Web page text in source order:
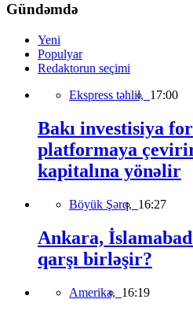
Gündəmdə
Yeni
Populyar
Redaktorun seçimi
Ekspress təhlil, 17:00
Bakı investisiya
platformaya
kapitalına yönəlir
Böyük Şərq, 16:27
Ankara,
qarşı birləşir?
Amerika, 16:19